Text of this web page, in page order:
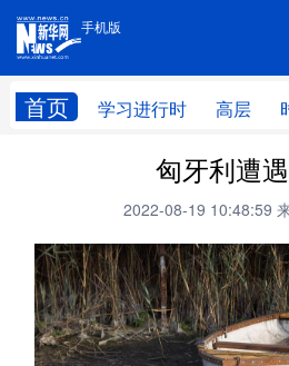
手机版
首页 学习进行时 高层
手机版
网站地图
高层
财经
台湾 思客智库
科技 科创
文化 书画
匈牙利遭
2022-08-19 10:48:59